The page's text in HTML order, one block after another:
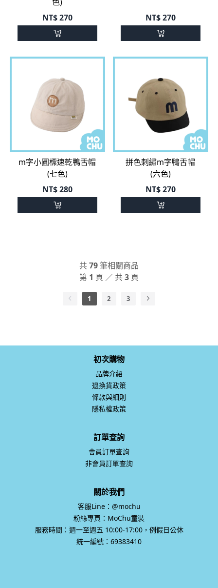
m字小圓標速乾鴨舌帽
(七色)
NT$280
拼色刺繡m字鴨舌帽
(六色)
NT$270
1 2 3
退換貨政策
條款與細則
隱私權政策
訂單查詢
非會員訂單查詢
關於我們
粉絲專頁：MoChu童裝
服務時間：週一至週五 10:00-17:00，例假日公休
統一編號：69383410